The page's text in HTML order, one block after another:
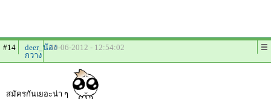
#14
deer_น้อง
กวาง
30-06-2012 - 12:54:02
สมัครกันเยอะน่า ๆ